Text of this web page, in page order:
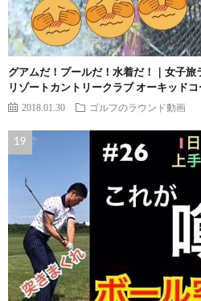
グアムだ！プールだ！水着だ！｜女子旅
リゾートカントリークラブ オーキッドコ
2018.01.30 ゴルフのラウンド動画